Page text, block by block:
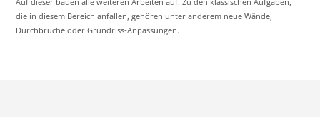
die in diesem Bereich anfallen, gehören unter anderem neue Wände,
Durchbrüche oder Grundriss-Anpassungen.